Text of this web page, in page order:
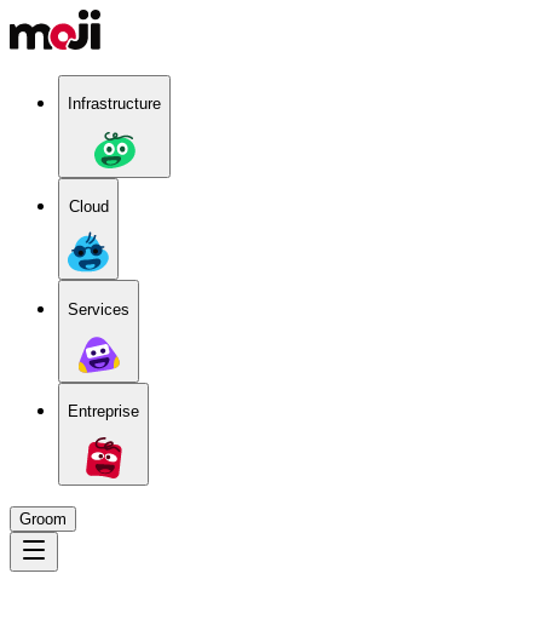
Infrastructure
Cloud
Services
Entreprise
Groom